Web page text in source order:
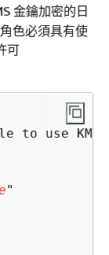
金鑰加密的日
色必須具有使
可
to use KMS
"